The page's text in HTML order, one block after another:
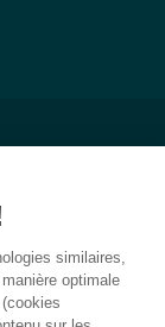
similaires,
optimale